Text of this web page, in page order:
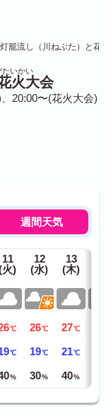
灯籠流し（川ねぶた）と花
たいかい
火大会
20:00〜(花火大会)
週間天気
11
火)
℃
℃
%
12
(水)
26℃
19℃
30%
13
(木)
27℃
21℃
40%